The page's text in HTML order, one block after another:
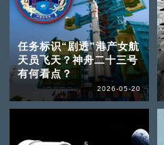
任务标识“剧透”港产女航
天员飞天？神舟二十三号
有何看点？
2026-05-20